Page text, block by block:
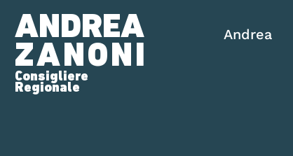
ANDREA
ZANONI
Consigliere
Regionale
Andrea